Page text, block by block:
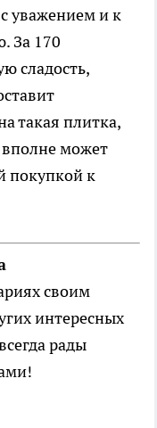
уважением и к
За 170
сладость,
такая плитка,
может
покупкой к
своим
интересных
рады